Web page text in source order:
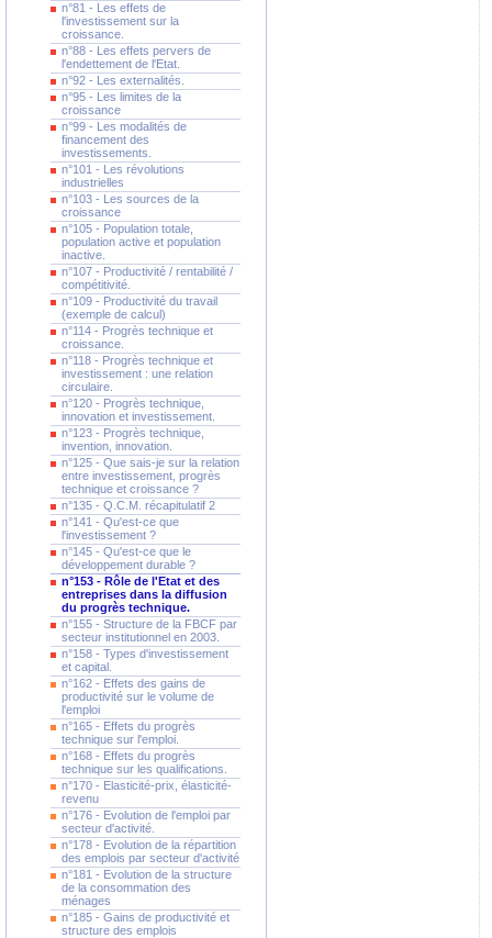
n°81 - Les effets de
l'investissement sur la
croissance.
n°88 - Les effets pervers de
l'endettement de l'Etat.
n°92 - Les externalités.
n°95 - Les limites de la
croissance
n°99 - Les modalités de
financement des
investissements.
n°101 - Les révolutions
industrielles
n°103 - Les sources de la
croissance
n°105 - Population totale,
population active et population
inactive.
n°107 - Productivité / rentabilité /
compétitivité.
n°109 - Productivité du travail
(exemple de calcul)
n°114 - Progrès technique et
croissance.
n°118 - Progrès technique et
investissement : une relation
circulaire.
n°120 - Progrès technique,
innovation et investissement.
n°123 - Progrès technique,
invention, innovation.
n°125 - Que sais-je sur la relation
entre investissement, progrès
technique et croissance ?
n°135 - Q.C.M. récapitulatif 2
n°141 - Qu'est-ce que
l'investissement ?
n°145 - Qu'est-ce que le
développement durable ?
n°153 - Rôle de l'Etat et des
entreprises dans la diffusion
du progrès technique.
n°155 - Structure de la FBCF par
secteur institutionnel en 2003.
n°158 - Types d'investissement
et capital.
n°162 - Effets des gains de
productivité sur le volume de
l'emploi
n°165 - Effets du progrès
technique sur l'emploi.
n°168 - Effets du progrès
technique sur les qualifications.
n°170 - Elasticité-prix, élasticité-
revenu
n°176 - Evolution de l'emploi par
secteur d'activité.
n°178 - Evolution de la répartition
des emplois par secteur d'activité
n°181 - Evolution de la structure
de la consommation des
ménages
n°185 - Gains de productivité et
structure des emplois